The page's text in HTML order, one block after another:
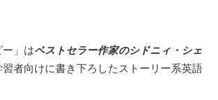
ー」はベストセラー作家のシドニィ・シェ
者向けに書き下ろしたストーリー系英語